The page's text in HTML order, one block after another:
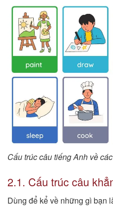
Cấu trúc câu tiếng Anh về
2.1. Cấu trúc câu
Dùng để kể về những gì bạn